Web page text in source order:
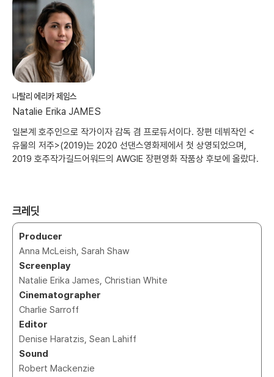
나탈리 에리카 제임스
Natalie Erika JAMES
일본계 호주인으로 작가이자 감독 겸 프로듀서이다. 장편 데뷔작인 <
유물의 저주>(2019)는 2020 선댄스영화제에서 첫 상영되었으며,
2019 호주작가길드어워드의 AWGIE 장편영화 작품상 후보에 올랐다.
크레딧
Producer
Anna McLeish, Sarah Shaw
Screenplay
Natalie Erika James, Christian White
Cinematographer
Charlie Sarroff
Editor
Denise Haratzis, Sean Lahiff
Sound
Robert Mackenzie